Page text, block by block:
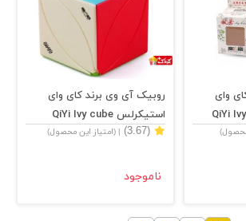
وای
محصول)
روبیک آی وی برند کای وای
استیکرلس QiYi Ivy cube
Stickerless
(3.67) | (امتیاز این محصول)
ناموجود